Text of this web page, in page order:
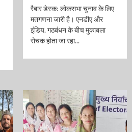
रैबार डेस्क: लोकसभा चुनाव के लिए
मतगणना जारी है। एनडीए और
इंडिय. गठबंधन के बीच मुकाबला
रोचक होता जा रहा...